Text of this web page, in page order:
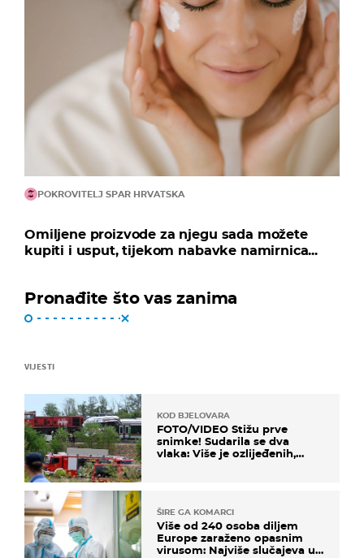
POKROVITELJ SPAR HRVATSKA
Omiljene proizvode za njegu sada možete
kupiti i usput, tijekom nabavke namirnica...
Pronađite što vas zanima
VIJESTI
KOD BJELOVARA
FOTO/VIDEO Stižu prve
snimke! Sudarila se dva
vlaka: Više je ozlijeđenih,
ŠIRE GA KOMARCI
Više od 240 osoba diljem
Europe zaraženo opasnim
virusom: Najviše slučajeva u